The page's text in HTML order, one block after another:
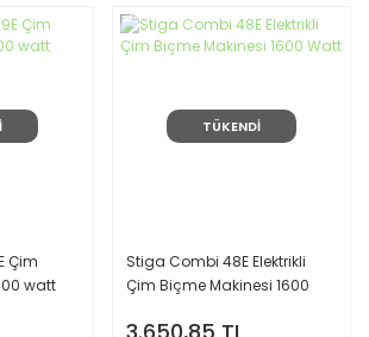
Çim
watt
TÜKENDİ
Stiga Combi 48E Elektrikli
Çim Biçme Makinesi 1600